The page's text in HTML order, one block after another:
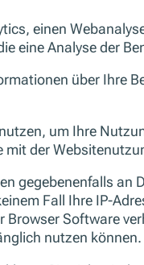
einen
eine Analyse der
über Ihre
um Ihre
der
gegebenenfalls
Fall Ihre IP-
Browser Software
nutzen können.